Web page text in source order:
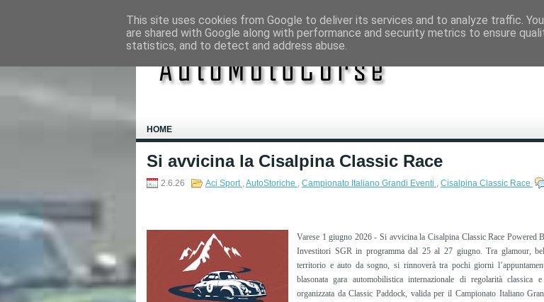
HOME
Si avvicina la Cisalpina Classic Race
2.6.26 Aci Sport ,AutoStoriche , Campionato Italiano Grandi Eventi , Cisalpina Classic Race
Varese 1 giugno 2026 - Si avvicina la Cisalpina Classic Race Powered
Investitori SGR in programma dal 25 al 27 giugno. Tra glamour,
territorio e auto da sogno, si rinnoverà tra pochi giorni
blasonata gara automobilistica internazionale di regolarità classica
organizzata da Classic Paddock, valida per il Campionato Italiano
This site uses cookies from Google to deliver its services and to analyze traffic.
are shared with Google along with performance and security metrics to ensure
statistics, and to detect and address abuse.